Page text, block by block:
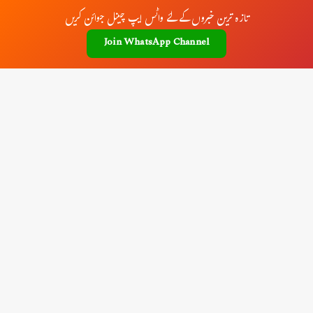
تازہ ترین خبروں کے لئے واٹس ایپ چینل جوائن کریں
Join WhatsApp Channel